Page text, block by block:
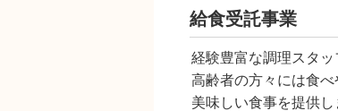
給食受託事業
経験豊富な調理スタ
高齢者の方々には食
美味しい食事を提供